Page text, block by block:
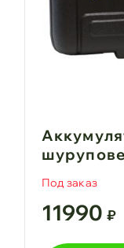
Под заказ
11990 ₽